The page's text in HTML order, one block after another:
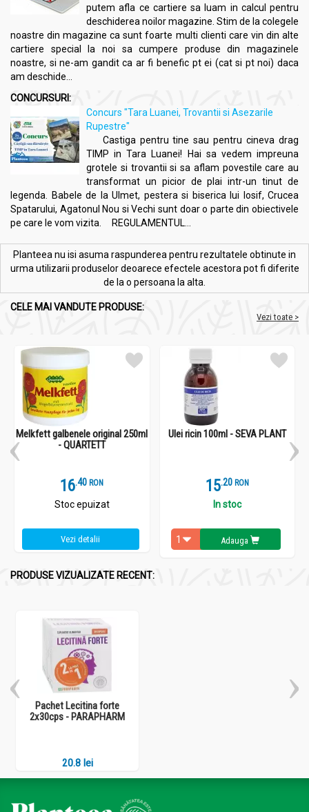
putem afla ce cartiere sa luam in calcul pentru
deschiderea noilor magazine. Stim de la colegele
noastre din magazine ca sunt foarte multi clienti care vin din alte
cartiere special la noi sa cumpere produse din magazinele
noastre, si ne-am gandit ca ar fi benefic pt ei (cat si pt noi) daca
am deschide...
CONCURSURI:
Concurs "Tara Luanei, Trovantii si Asezarile
Rupestre"
Castiga pentru tine sau pentru cineva drag
TIMP in Tara Luanei! Hai sa vedem impreuna
grotele si trovantii si sa aflam povestile care au
transformat un picior de plai intr-un tinut de
legenda. Babele de la Ulmet, pestera si biserica lui Iosif, Crucea
Spatarului, Agatonul Nou si Vechi sunt doar o parte din obiectivele
pe care le vom vizita. REGULAMENTUL...
Planteea nu isi asuma raspunderea pentru rezultatele obtinute in
urma utilizarii produselor deoarece efectele acestora pot fi diferite
de la o persoana la alta.
CELE MAI VANDUTE PRODUSE:
Vezi toate >
Melkfett galbenele original 250ml
- QUARTETT
16.4 RON
Stoc epuizat
Vezi detalii
Ulei ricin 100ml - SEVA PLANT
15.2 RON
In stoc
Adauga
PRODUSE VIZUALIZATE RECENT:
Pachet Lecitina forte
2x30cps - PARAPHARM
20.8 lei